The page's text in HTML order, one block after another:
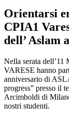
Orientarsi
CPIA1
dell’ Aslam
Nella serata
VARESE hanno
anniversario di
progress” presso il
Arcimboldi di
nostri studenti.